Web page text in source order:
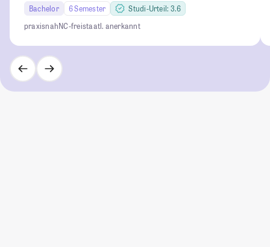
Bachelor 6 Semester
Studi-Urteil: 3.6
praxisnahNC-freistaatl. anerkannt